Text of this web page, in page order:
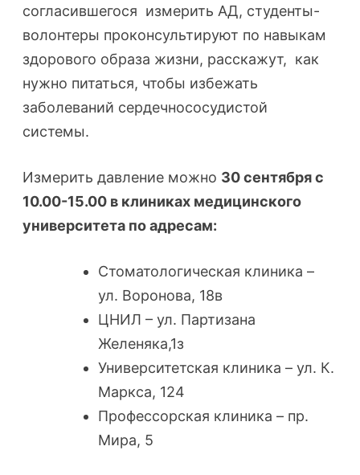
согласившегося измерить АД, студенты-
волонтеры проконсультируют по навыкам
здорового образа жизни, расскажут, как
нужно питаться, чтобы избежать
заболеваний сердечнососудистой
системы.
Измерить давление можно 30 сентября с
10.00-15.00 в клиниках медицинского
университета по адресам:
Стоматологическая клиника –
ул. Воронова, 18в
ЦНИЛ – ул. Партизана
Желеняка,1з
Университетская клиника – ул. К.
Маркса, 124
Профессорская клиника – пр.
Мира, 5